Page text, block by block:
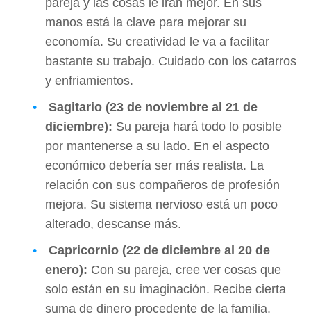
pareja y las cosas le irán mejor. En sus
manos está la clave para mejorar su
economía. Su creatividad le va a facilitar
bastante su trabajo. Cuidado con los catarros
y enfriamientos.
Sagitario (23 de noviembre al 21 de
diciembre): Su pareja hará todo lo posible
por mantenerse a su lado. En el aspecto
económico debería ser más realista. La
relación con sus compañeros de profesión
mejora. Su sistema nervioso está un poco
alterado, descanse más.
Capricornio (22 de diciembre al 20 de
enero): Con su pareja, cree ver cosas que
solo están en su imaginación. Recibe cierta
suma de dinero procedente de la familia.